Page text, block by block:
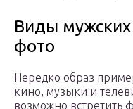
Виды мужских
фото
Нередко образ
кино, музыки и
возможно встретить